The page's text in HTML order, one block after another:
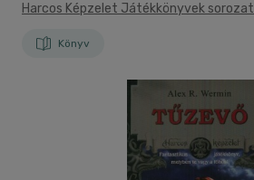
Harcos Képzelet Játékkönyvek sorozat
Könyv